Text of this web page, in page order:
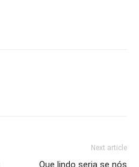
Next article
Que lindo seria se nós